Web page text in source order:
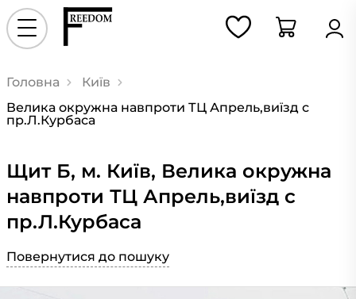
Головна
Київ
Велика окружна навпроти ТЦ Апрель,виїзд с
пр.Л.Курбаса
Щит Б, м. Київ, Велика окружна
навпроти ТЦ Апрель,виїзд с
пр.Л.Курбаса
Повернутися до пошуку